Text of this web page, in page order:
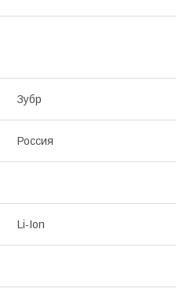
Зубр
Россия
Li-Ion